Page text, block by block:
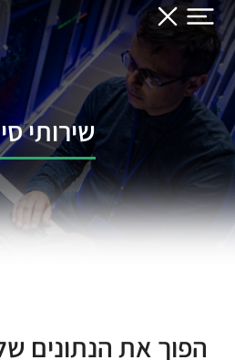
שירותי
הפוך את הנתונים